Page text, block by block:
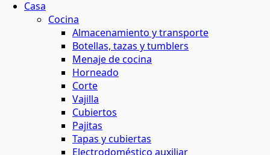
Casa
Cocina
Almacenamiento y transporte
Botellas, tazas y tumblers
Menaje de cocina
Horneado
Corte
Vajilla
Cubiertos
Pajitas
Tapas y cubiertas
Electrodoméstico auxiliar